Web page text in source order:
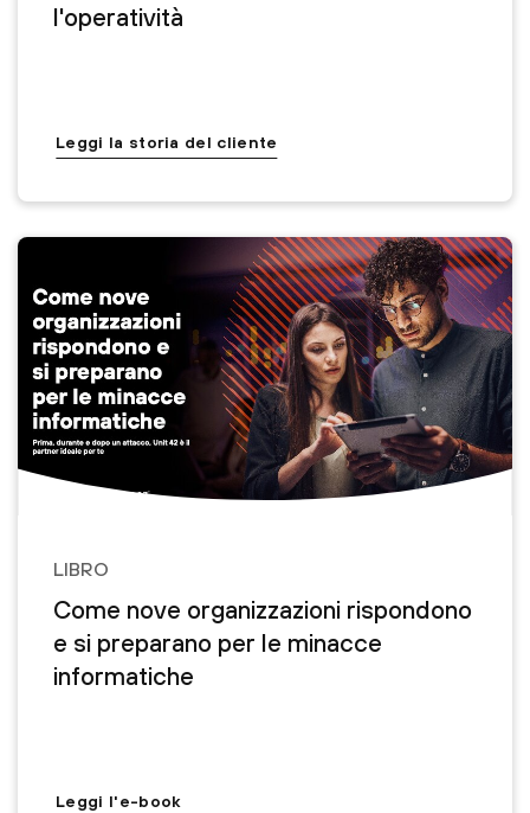
l'operatività
Leggi la storia del cliente
LIBRO
Come nove organizzazioni rispondono
e si preparano per le minacce
informatiche
Leggi l'e-book